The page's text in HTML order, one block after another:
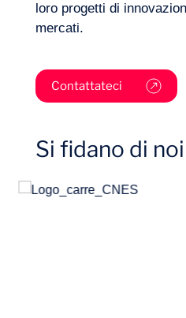
Settori
loro progetti di
mercati.
Contattateci
Si fidano di noi